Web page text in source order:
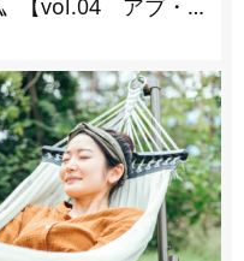
【vol.04 アブ・ブ